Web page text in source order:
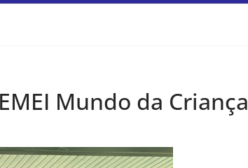
Mundo da Criança